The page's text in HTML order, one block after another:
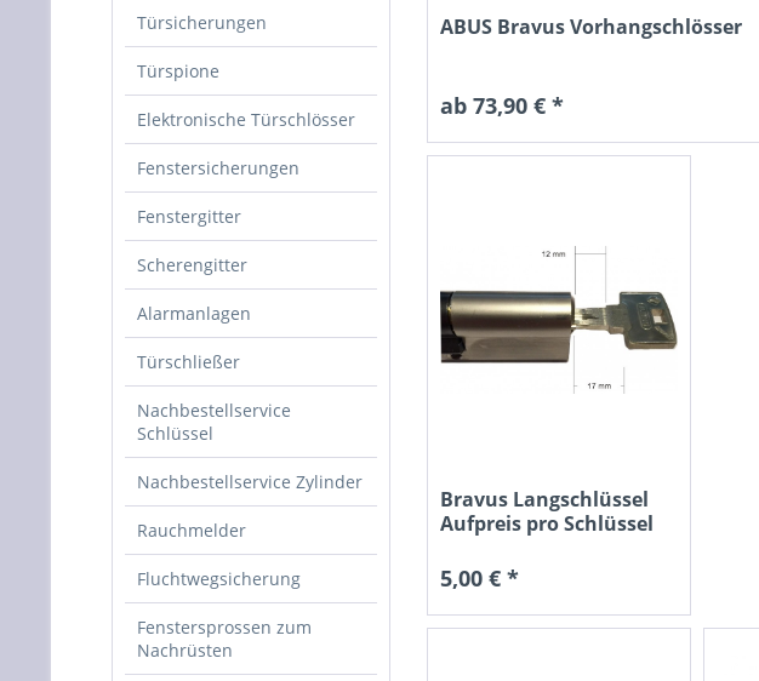
Türsicherungen
Türspione
Elektronische Türschlösser
Fenstersicherungen
Fenstergitter
Scherengitter
Alarmanlagen
Türschließer
Nachbestellservice
Schlüssel
Nachbestellservice Zylinder
Rauchmelder
Fluchtwegsicherung
Fenstersprossen zum
Nachrüsten
ABUS Bravus Vorhangschlösser
ab 73,90 € *
Bravus Langschlüssel
Aufpreis pro Schlüssel
5,00 € *